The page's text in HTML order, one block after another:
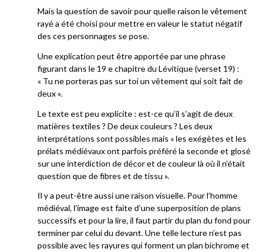
Mais la question de savoir pour quelle raison le vêtement
rayé a été choisi pour mettre en valeur le statut négatif
des ces personnages se pose.
Une explication peut être apportée par une phrase
figurant dans le 19 e chapitre du Lévitique (verset 19) :
« Tu ne porteras pas sur toi un vêtement qui soit fait de
deux ».
Le texte est peu explicite : est-ce qu’il s’agit de deux
matières textiles ? De deux couleurs ? Les deux
interprétations sont possibles mais « les exégètes et les
prélats médiévaux ont parfois préféré la seconde et glosé
sur une interdiction de décor et de couleur là où il n’était
question que de fibres et de tissu ».
Il y a peut-être aussi une raison visuelle. Pour l’homme
médiéval, l’image est faite d’une superposition de plans
successifs et pour la lire, il faut partir du plan du fond pour
terminer par celui du devant. Une telle lecture n’est pas
possible avec les rayures qui forment un plan bichrome et